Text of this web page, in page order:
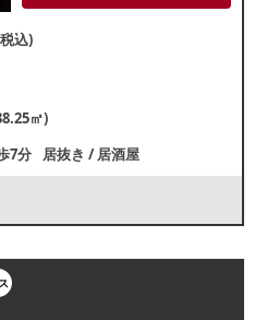
ト需要が期待できます。業種等
込)
㎡)
7分 居抜き /居酒屋